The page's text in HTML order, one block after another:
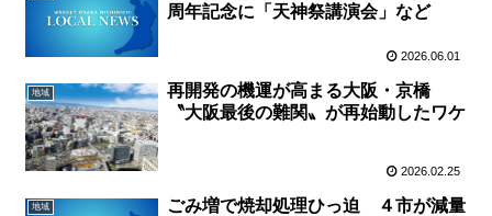
周年記念に「天神祭講演会」など
2026.06.01
地域
再開発の機運が高まる大阪・京橋
〝大阪最後の難関〟が再始動したワケ
2026.02.25
地域
ごみ増で焼却処理ひっ迫 ４市が減量